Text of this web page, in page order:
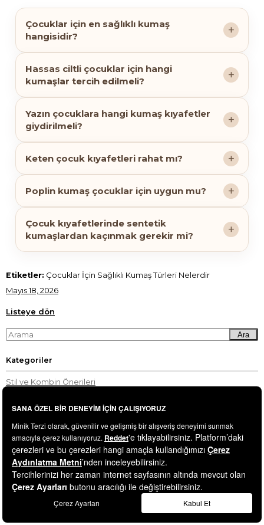
Çocuklar için en sağlıklı kumaş
hangisidir?
Hassas ciltli çocuklar için hangi
kumaşlar tercih edilmeli?
Yazın çocuklara hangi kumaş kıyafetler
giydirilmeli?
Keten çocuk kıyafetleri rahat mı?
Poplin kumaş çocuklar için uygun mu?
Çocuk kıyafetlerinde sentetik
kumaşlardan kaçınmak gerekir mi?
Etiketler: Çocuklar İçin Sağlıklı Kumaş Türleri Nelerdir
Mayıs 18, 2026
Listeye dön
Ara
Kategoriler
Stil ve Kombin Önerileri
Kumaş Bilgisi ve Bakım Önerileri
Eşarp & Şal Rehberi
Moda, Alışveriş & Ürün Rehberleri
Zanaatten Zarafete
Kendini Moda ile İfade Etme Sanatı
Çocuk Giyim Rehberi